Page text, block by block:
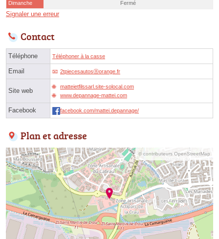
Dimanche
Fermé
Signaler une erreur
Contact
Téléphone Téléphoner à la casse
Email 2tpiecesautosⓐorange.fr
Site web
matteietfilssarl.site-solocal.com
www.depannage-mattei.com
Facebook facebook.com/mattei.depannage/
Plan et adresse
© contributeurs OpenStreetMap